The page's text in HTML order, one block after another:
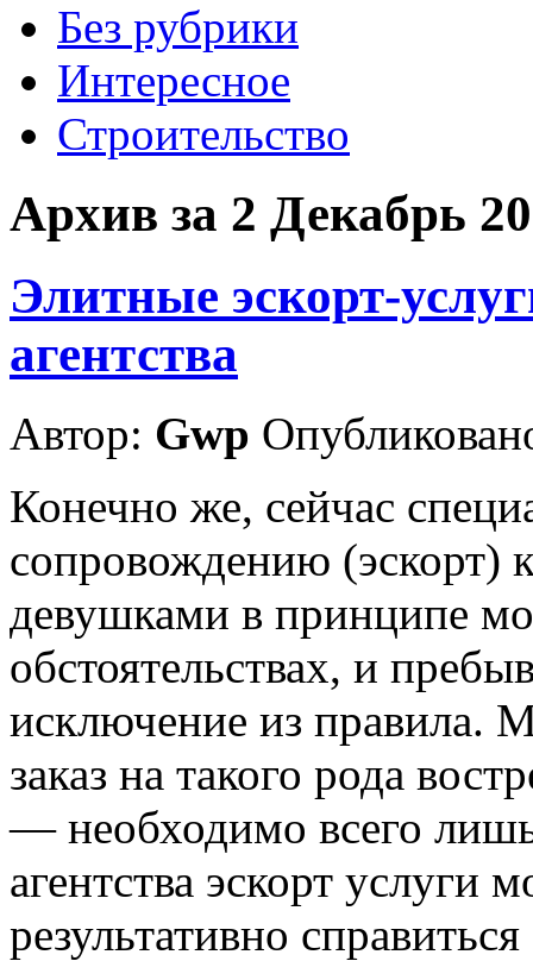
Без рубрики
Интересное
Строительство
Архив за 2 Декабрь
Элитные эскорт-
агентства
Автор: Gwp
Конечно же, сейчас
сопровождению
девушками в принципе
обстоятельствах, и
исключение из правила.
заказ на такого рода
— необходимо всего
агентства эскорт услуги
результативно